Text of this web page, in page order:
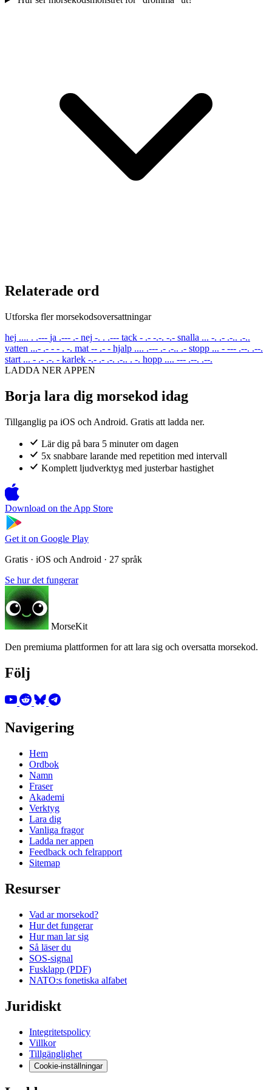
Relaterade ord
Utforska fler morsekodsoversattningar
hej .... . .--- ja .--- .- nej -. . .--- tack - .- -.-. -.- snalla ... -. .- .-.. .-..
vatten ...- .- - - . -. mat -- .- - hjalp .... .--- .- .-.. .- stopp ... - --- .--. .--.
start ... - .- .-. - karlek -.- .- .-. .-.. . -. hopp .... --- .--. .--.
LADDA NER APPEN
Borja lara dig morsekod idag
Tillganglig pa iOS och Android. Gratis att ladda ner.
Lär dig på bara 5 minuter om dagen
5x snabbare larande med repetition med intervall
Komplett ljudverktyg med justerbar hastighet
Download on the App Store
Get it on Google Play
Gratis · iOS och Android · 27 språk
Se hur det fungerar
MorseKit
Den premiuma plattformen for att lara sig och oversatta morsekod.
Följ
Navigering
Hem
Ordbok
Namn
Fraser
Akademi
Verktyg
Lara dig
Vanliga fragor
Ladda ner appen
Feedback och felrapport
Sitemap
Resurser
Vad ar morsekod?
Hur det fungerar
Hur man lar sig
Så läser du
SOS-signal
Fusklapp (PDF)
NATO:s fonetiska alfabet
Juridiskt
Integritetspolicy
Villkor
Tillgänglighet
Cookie-inställningar